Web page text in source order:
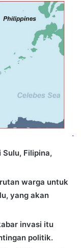
Filipina,
warga untuk
yang akan
invasi itu
politik.